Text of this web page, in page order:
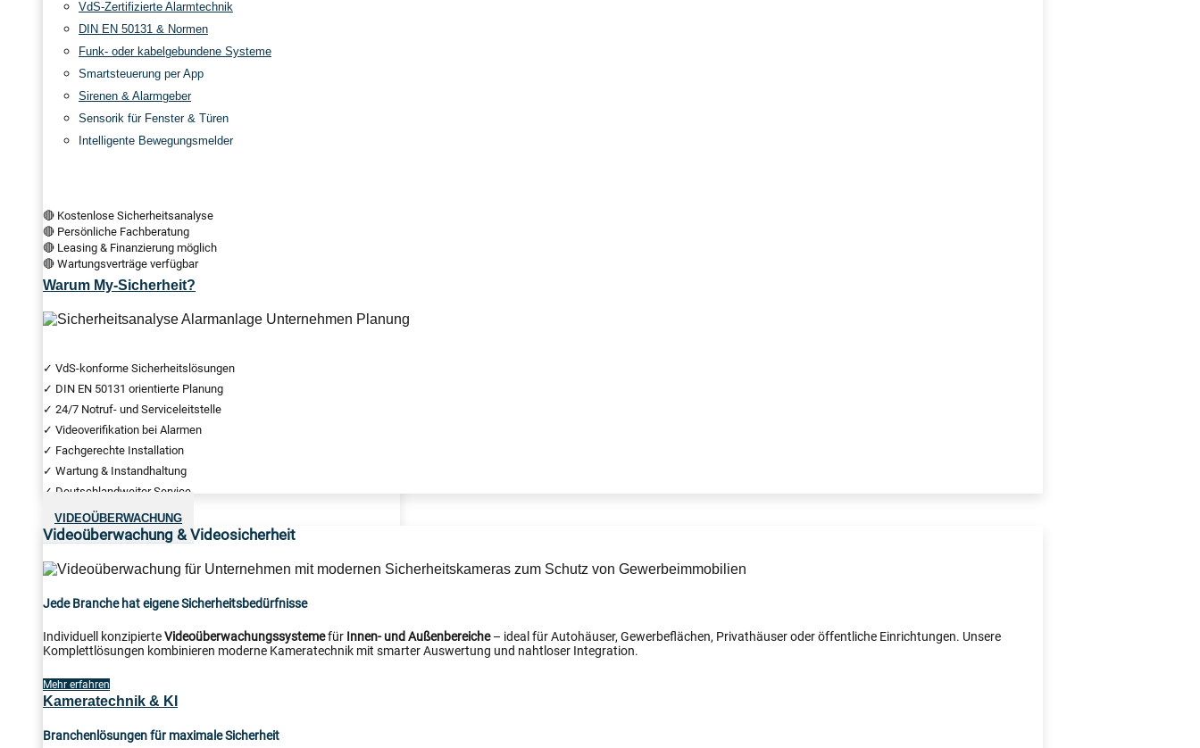
VdS-Zertifizierte Alarmtechnik
DIN EN 50131 & Normen
Funk- oder kabelgebundene Systeme
Smartsteuerung per App
Sirenen & Alarmgeber
Sensorik für Fenster & Türen
Intelligente Bewegungsmelder
🔴 Kostenlose Sicherheitsanalyse
🔴 Persönliche Fachberatung
🔴 Leasing & Finanzierung möglich
🔴 Wartungsverträge verfügbar
Warum My-Sicherheit?
✓ VdS-konforme Sicherheitslösungen
✓ DIN EN 50131 orientierte Planung
✓ 24/7 Notruf- und Serviceleitstelle
✓ Videoverifikation bei Alarmen
✓ Fachgerechte Installation
✓ Wartung & Instandhaltung
✓ Deutschlandweiter Service
VIDEOÜBERWACHUNG
Videoüberwachung & Videosicherheit
Jede Branche hat eigene Sicherheitsbedürfnisse
Individuell konzipierteVideoüberwachungssystemefür Innen- und Außenbereiche– ideal für Autohäuser, Gewerbeflächen, Privathäuser oder öffentliche Einrichtungen. Unsere
Komplettlösungen kombinieren moderne Kameratechnik mit smarter Auswertung und nahtloser Integration.
Mehr erfahren
Kameratechnik & KI
Branchenlösungen für maximale Sicherheit